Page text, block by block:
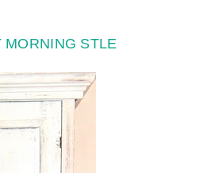
MORNING STLE